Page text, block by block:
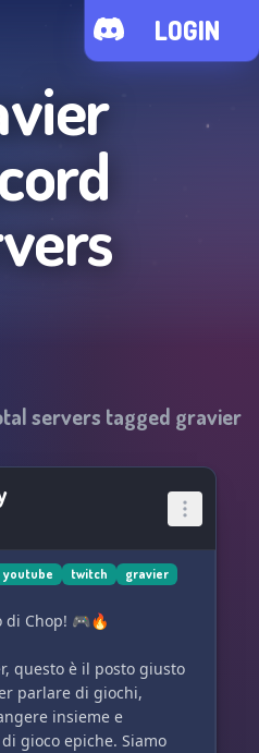
LOGIN
servers tagged gravier
youtube twitch gravier
di Chop! 🎮🔥
questo è il posto giusto
parlare di giochi,
insieme e
gioco epiche. Siamo